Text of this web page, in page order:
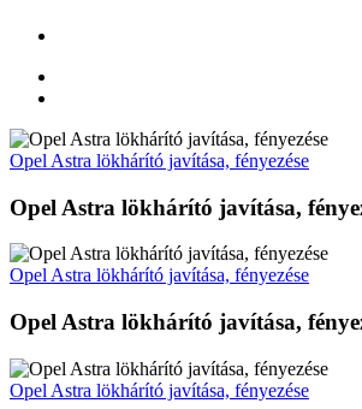
Opel Astra lökhárító javítása, fényezése
Opel Astra lökhárító javítása,
Opel Astra lökhárító javítása, fényezése
Opel Astra lökhárító javítása,
Opel Astra lökhárító javítása, fényezése